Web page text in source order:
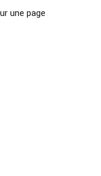
une page